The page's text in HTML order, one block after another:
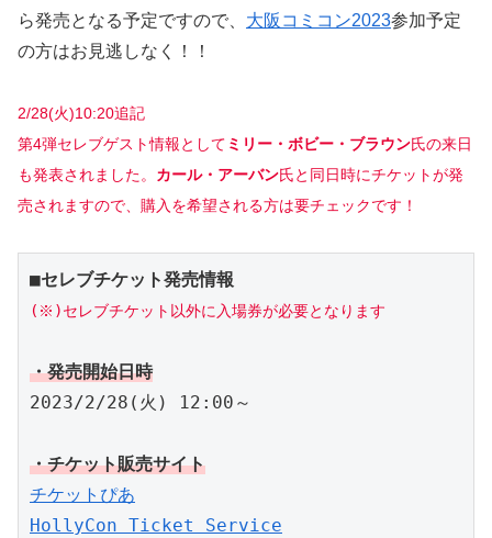
ら発売となる予定ですので、 大阪コミコン2023参加予定
の方はお見逃しなく！！
2/28(火)10:20追記
第4弾セレブゲスト情報として ミリー・ボビー・ブラウン氏の来日
も発表されました。 カール・アーバン氏と同日時にチケットが発
売されますので、購入を希望される方は要チェックです！
■セレブチケット発売情報
(※)セレブチケット以外に入場券が必要となります
・発売開始日時
2023/2/28(火) 12:00～
・チケット販売サイト
チケットぴあ
HollyCon Ticket Service